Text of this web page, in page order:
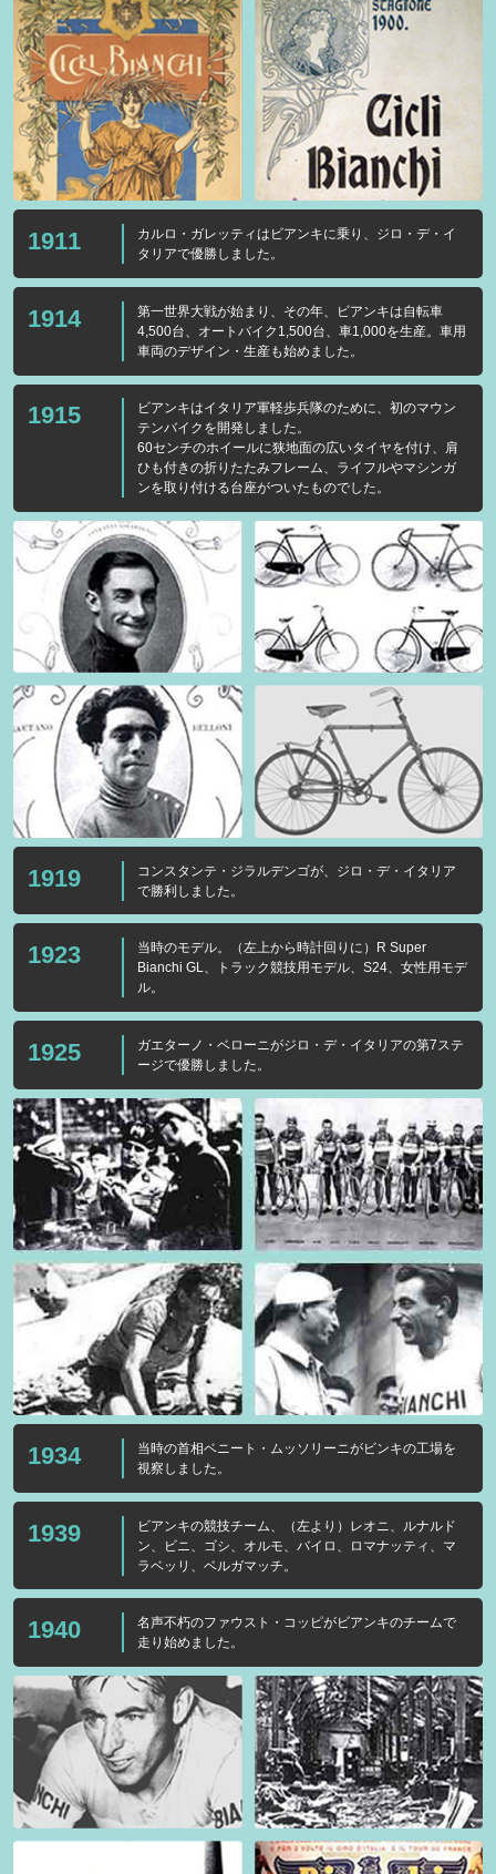
1911
カルロ・ガレッティはビアンキに乗り、ジロ・デ・イ
タリアで優勝しました。
1914
第一世界大戦が始まり、その年、ビアンキは自転車
4,500台、オートバイク1,500台、車1,000を生産。車用
車両のデザイン・生産も始めました。
1915
ビアンキはイタリア軍軽歩兵隊のために、初のマウン
テンバイクを開発しました。
60センチのホイールに狭地面の広いタイヤを付け、肩
ひも付きの折りたたみフレーム、ライフルやマシンガ
ンを取り付ける台座がついたものでした。
1919
コンスタンテ・ジラルデンゴが、ジロ・デ・イタリア
で勝利しました。
1923
当時のモデル。（左上から時計回りに）R Super
Bianchi GL、トラック競技用モデル、S24、女性用モデ
ル。
1925
ガエターノ・ベローニがジロ・デ・イタリアの第7ステ
ージで優勝しました。
1934
当時の首相ベニート・ムッソリーニがビンキの工場を
視察しました。
1939
ビアンキの競技チーム、（左より）レオニ、ルナルド
ン、ビニ、ゴシ、オルモ、バイロ、ロマナッティ、マ
ラベッリ、ベルガマッチ。
1940
名声不朽のファウスト・コッピがビアンキのチームで
走り始めました。